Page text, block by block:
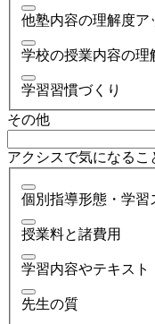
他塾内容の理解度ア
学校の授業内容の理
学習習慣づくり
その他
アクシスで気になるこ
個別指導形態・学習
授業料と諸費用
学習内容やテキスト
先生の質